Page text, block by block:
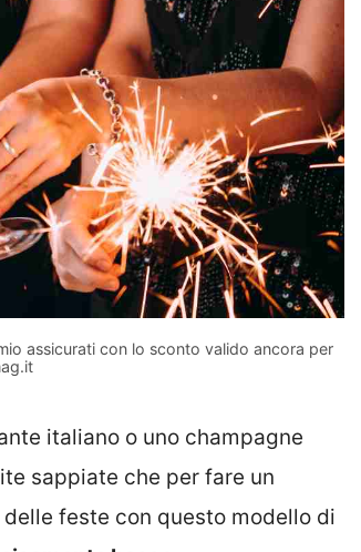
assicurati con lo sconto valido ancora per
italiano o uno champagne
sappiate che per fare un
feste con questo modello di